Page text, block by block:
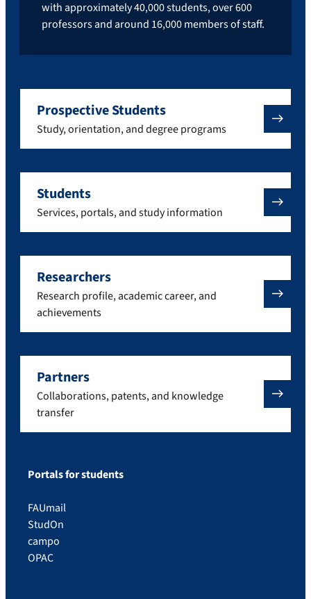
with approximately 40,000 students, over 600
professors and around 16,000 members of staff.
Prospective Students
Study, orientation, and degree programs
Students
Services, portals, and study information
Researchers
Research profile, academic career, and
achievements
Partners
Collaborations, patents, and knowledge
transfer
Portals for students
FAUmail
StudOn
campo
OPAC